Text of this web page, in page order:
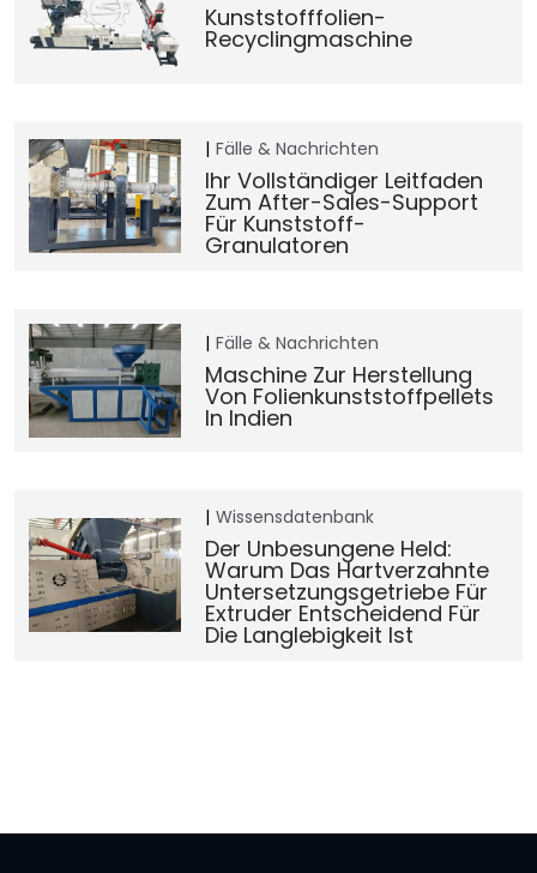
Kunststofffolien-
Recyclingmaschine
Fälle & Nachrichten
Ihr Vollständiger Leitfaden
Zum After-Sales-Support
Für Kunststoff-
Granulatoren
Fälle & Nachrichten
Maschine Zur Herstellung
Von Folienkunststoffpellets
In Indien
Wissensdatenbank
Der Unbesungene Held:
Warum Das Hartverzahnte
Untersetzungsgetriebe Für
Extruder Entscheidend Für
Die Langlebigkeit Ist